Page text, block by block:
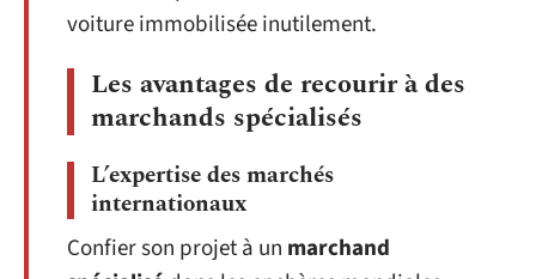
voiture immobilisée inutilement.
Les avantages de recourir à des
marchands spécialisés
L’expertise des marchés
internationaux
Confier son projet à un marchand